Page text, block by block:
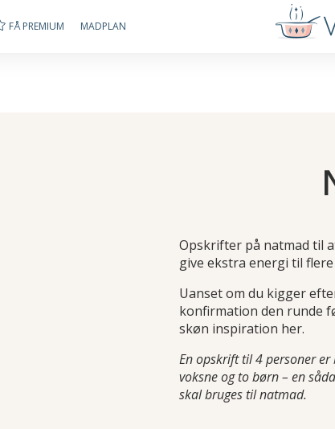
FÅ PREMIUM MADPLAN
Opskrifter på natmad til
give ekstra energi til
Uanset om du kigger
konfirmation den runde
skøn inspiration her.
En opskrift til 4 personer
voksne og to børn – en
skal bruges til natmad.